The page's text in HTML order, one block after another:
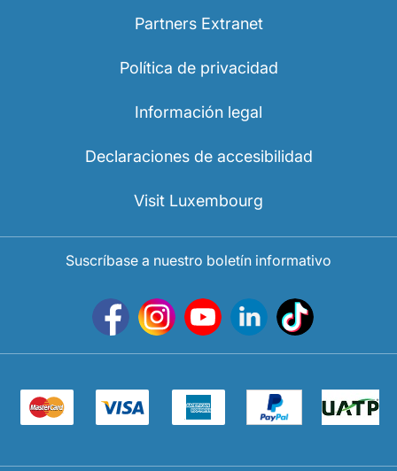
Partners Extranet
Política de privacidad
Información legal
Declaraciones de accesibilidad
Visit Luxembourg
Suscríbase a nuestro boletín informativo